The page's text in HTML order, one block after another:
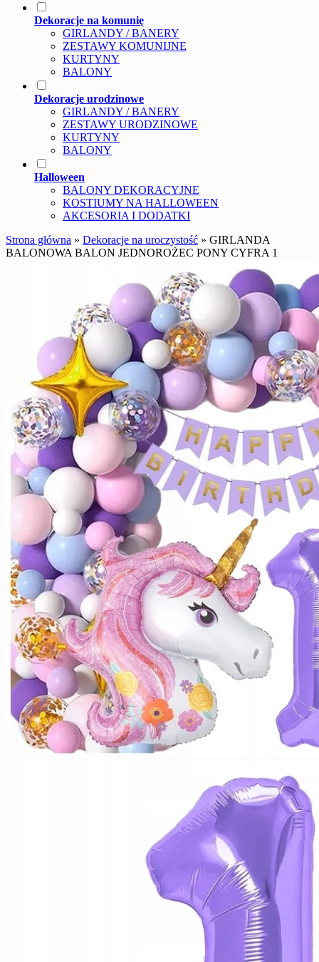
Dekoracje na komunię
GIRLANDY / BANERY
ZESTAWY KOMUNIJNE
KURTYNY
BALONY
Dekoracje urodzinowe
GIRLANDY / BANERY
ZESTAWY URODZINOWE
KURTYNY
BALONY
Halloween
BALONY DEKORACYJNE
KOSTIUMY NA HALLOWEEN
AKCESORIA I DODATKI
Strona główna » Dekoracje na uroczystość » GIRLANDA
BALONOWA BALON JEDNOROŻEC PONY CYFRA 1